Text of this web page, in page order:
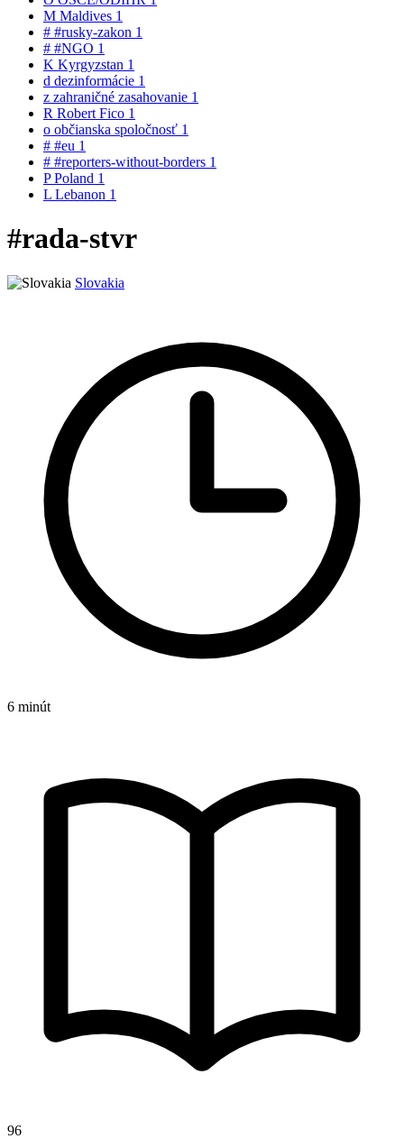
M Maldives 1
# #rusky-zakon 1
# #NGO 1
K Kyrgyzstan 1
d dezinformácie 1
z zahraničné zasahovanie 1
R Robert Fico 1
o občianska spoločnosť 1
# #eu 1
# #reporters-without-borders 1
PPoland 1
L Lebanon 1
#rada-stvr
Slovakia
6 minút
96